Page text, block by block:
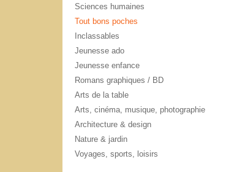
Sciences humaines
Tout bons poches
Inclassables
Jeunesse ado
Jeunesse enfance
Romans graphiques / BD
Arts de la table
Arts, cinéma, musique, photographie
Architecture & design
Nature & jardin
Voyages, sports, loisirs